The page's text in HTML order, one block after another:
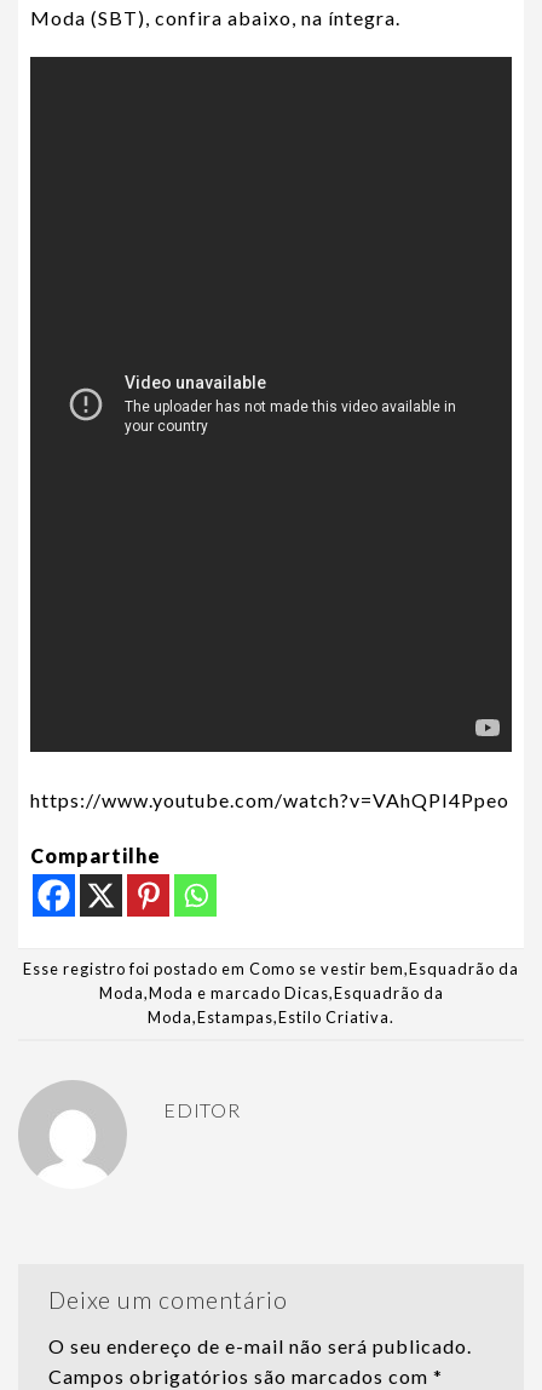
Moda (SBT), confira abaixo, na íntegra.
https://www.youtube.com/watch?v=VAhQPI4Ppeo
Compartilhe
Esse registro foi postado em Como se vestir bem,Esquadrão da
Moda,Moda e marcado Dicas,Esquadrão da
Moda,Estampas,Estilo Criativa.
EDITOR
Deixe um comentário
O seu endereço de e-mail não será publicado.
Campos obrigatórios são marcados com *